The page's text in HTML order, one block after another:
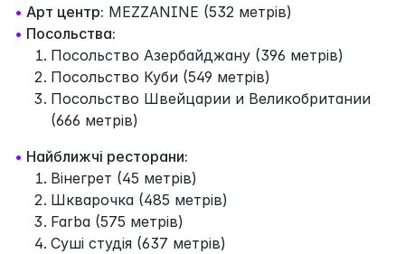
• Арт центр: MEZZANINE (532 метрів)
• Посольства:
Посольство Азербайджану (396 метрів)
Посольство Куби (549 метрів)
Посольство Швейцарии и Великобритании
(666 метрів)
• Найближчі ресторани:
Вінегрет (45 метрів)
Шкварочка (485 метрів)
Farba (575 метрів)
Суші студія (637 метрів)